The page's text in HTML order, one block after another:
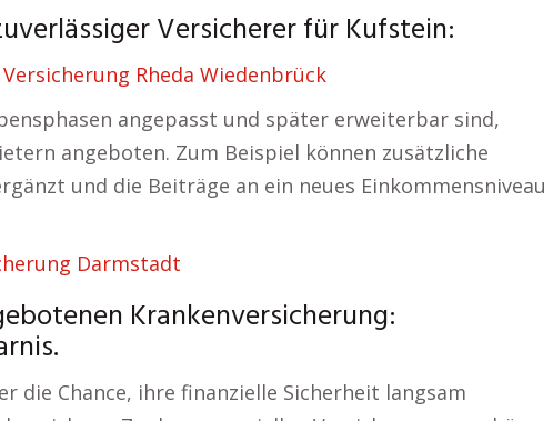
Versicherer für Kufstein:
Versicherung Rheda Wiedenbrück
angepasst und später erweiterbar sind,
angeboten. Zum Beispiel können zusätzliche
und die Beiträge an ein neues Einkommensniveau
Darmstadt
Krankenversicherung:
die Chance, ihre finanzielle Sicherheit langsam